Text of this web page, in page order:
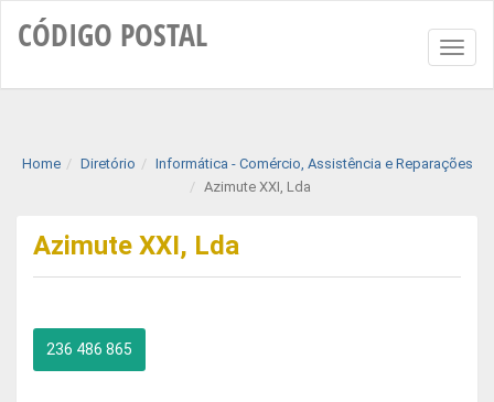
CÓDIGO POSTAL
Home Diretório
Informática - Comércio, Assistência e Reparações
Azimute XXI, Lda
Azimute XXI, Lda
236 486 865